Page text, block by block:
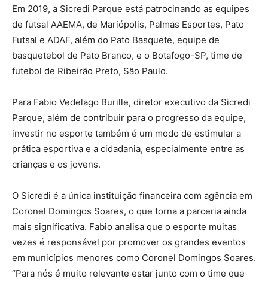
Em 2019, a Sicredi Parque está patrocinando as equipes
de futsal AAEMA, de Mariópolis, Palmas Esportes, Pato
Futsal e ADAF, além do Pato Basquete, equipe de
basquetebol de Pato Branco, e o Botafogo-SP, time de
futebol de Ribeirão Preto, São Paulo.
Para Fabio Vedelago Burille, diretor executivo da Sicredi
Parque, além de contribuir para o progresso da equipe,
investir no esporte também é um modo de estimular a
prática esportiva e a cidadania, especialmente entre as
crianças e os jovens.
O Sicredi é a única instituição financeira com agência em
Coronel Domingos Soares, o que torna a parceria ainda
mais significativa. Fabio analisa que o esporte muitas
vezes é responsável por promover os grandes eventos
em municípios menores como Coronel Domingos Soares.
“Para nós é muito relevante estar junto com o time que